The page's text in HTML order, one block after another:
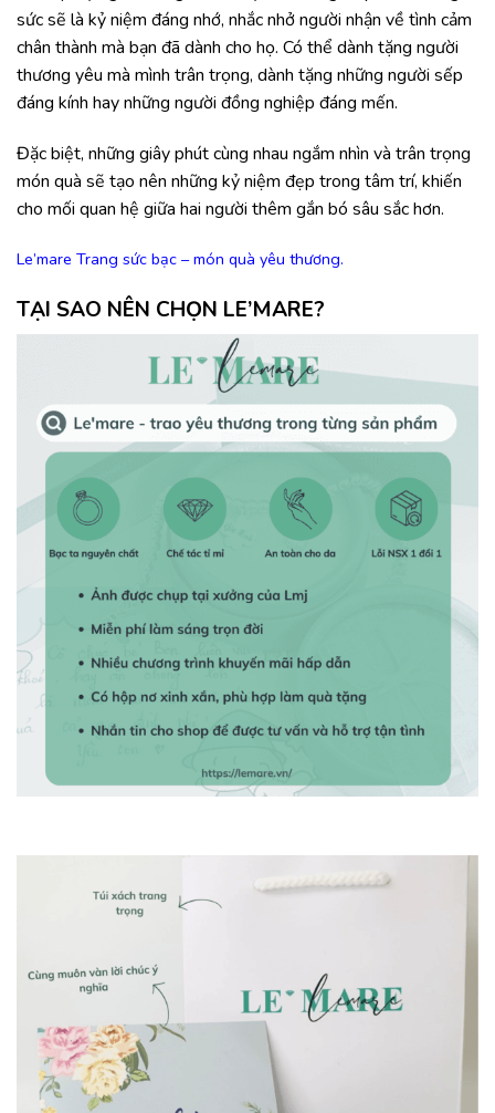
sức sẽ là kỷ niệm đáng nhớ, nhắc nhở người nhận về tình cảm
chân thành mà bạn đã dành cho họ. Có thể dành tặng người
thương yêu mà mình trân trọng, dành tặng những người sếp
đáng kính hay những người đồng nghiệp đáng mến.
Đặc biệt, những giây phút cùng nhau ngắm nhìn và trân trọng
món quà sẽ tạo nên những kỷ niệm đẹp trong tâm trí, khiến
cho mối quan hệ giữa hai người thêm gắn bó sâu sắc hơn.
Le’mare Trang sức bạc – món quà yêu thương.
TẠI SAO NÊN CHỌN LE’MARE?